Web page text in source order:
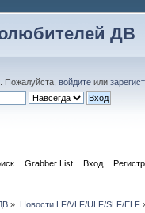
ДВ
. Пожалуйста,войдите или
Grabber List Вход
» Новости LF/VLF/ULF/SLF/ELF